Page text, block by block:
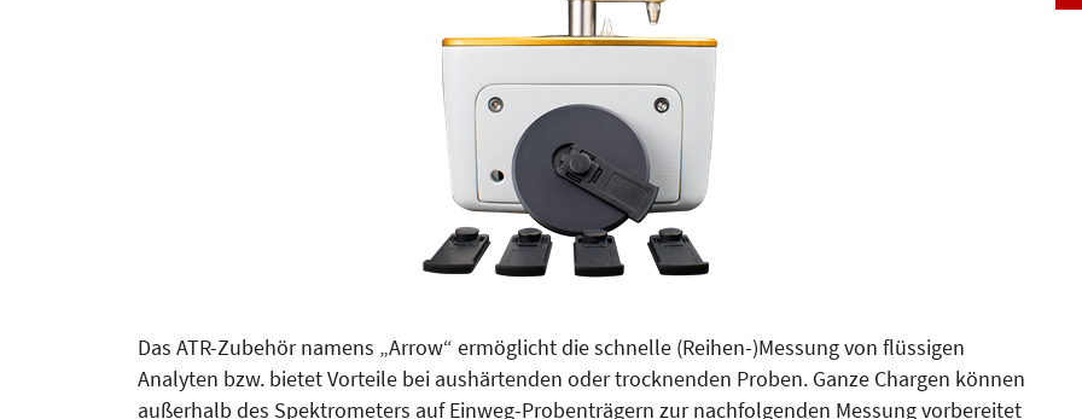
Das ATR-Zubehör namens „Arrow“ ermöglicht die schnelle (Reihen-)Messung von flüssigen
Analyten bzw. bietet Vorteile bei aushärtenden oder trocknenden Proben. Ganze Chargen können
außerhalb des Spektrometers auf Einweg-Probenträgern zur nachfolgenden Messung vorbereitet